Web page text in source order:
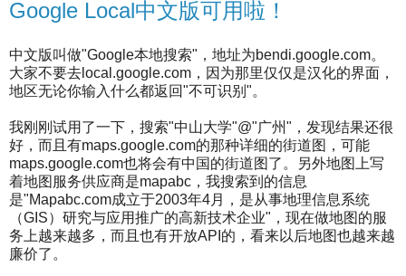
Google Local中文版可用啦！
中文版叫做"Google本地搜索"，地址为bendi.google.com。
大家不要去local.google.com，因为那里仅仅是汉化的界面，
地区无论你输入什么都返回"不可识别"。
我刚刚试用了一下，搜索"中山大学"@"广州"，发现结果还很
好，而且有maps.google.com的那种详细的街道图，可能
maps.google.com也将会有中国的街道图了。另外地图上写
着地图服务供应商是mapabc，我搜索到的信息
是"Mapabc.com成立于2003年4月，是从事地理信息系统
（GIS）研究与应用推广的高新技术企业"，现在做地图的服
务上越来越多，而且也有开放API的，看来以后地图也越来越
廉价了。